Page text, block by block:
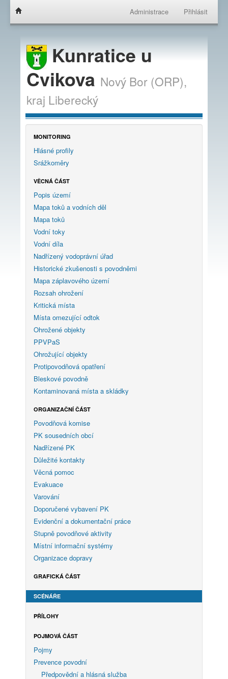
Administrace Přihlásit
Kunratice u
Cvikova Nový Bor (ORP),
kraj Liberecký
MONITORING
Hlásné profily
Srážkoměry
VĚCNÁ ČÁST
Popis území
Mapa toků a vodních děl
Mapa toků
Vodní toky
Vodní díla
Nadřízený vodoprávní úřad
Historické zkušenosti s povodněmi
Mapa záplavového území
Rozsah ohrožení
Kritická místa
Místa omezující odtok
Ohrožené objekty
PPVPaS
Ohrožující objekty
Protipovodňová opatření
Bleskové povodně
Kontaminovaná místa a skládky
ORGANIZAČNÍ ČÁST
Povodňová komise
PK sousedních obcí
Nadřízené PK
Důležité kontakty
Věcná pomoc
Evakuace
Varování
Doporučené vybavení PK
Evidenční a dokumentační práce
Stupně povodňové aktivity
Místní informační systémy
Organizace dopravy
GRAFICKÁ ČÁST
SCÉNÁŘE
PŘÍLOHY
POJMOVÁ ČÁST
Pojmy
Prevence povodní
Předpovědní a hlásná služba